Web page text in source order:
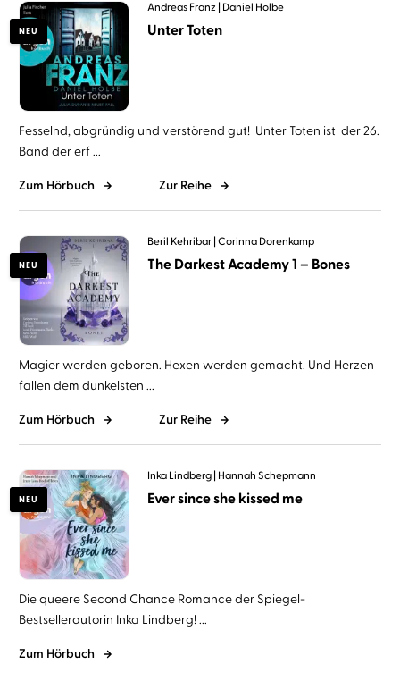
NEU
Andreas Franz Daniel Holbe
Unter Toten
Fesselnd, abgründig und verstörend gut! Unter Toten ist der 26.
Band der erf ...
Zum Hörbuch Zur Reihe
NEU
Beril Kehribar Corinna Dorenkamp
The Darkest Academy 1 – Bones
Magier werden geboren. Hexen werden gemacht. Und Herzen
fallen dem dunkelsten ...
Zum Hörbuch Zur Reihe
NEU
Inka Lindberg Hannah Schepmann
Ever since she kissed me
Die queere Second Chance Romance der Spiegel-
Bestsellerautorin Inka Lindberg! ...
Zum Hörbuch